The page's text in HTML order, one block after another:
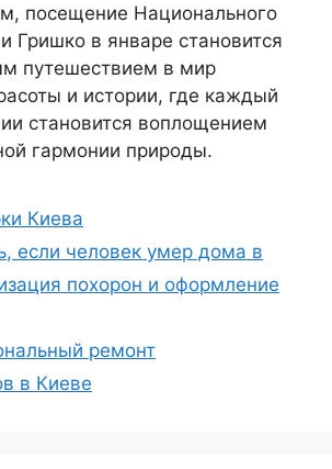
посещение Национального
Гришко в январе становится
путешествием в мир
и истории, где каждый
становится воплощением
гармонии природы.
Киева
если человек умер дома в
похорон и оформление
ремонт
в Киеве